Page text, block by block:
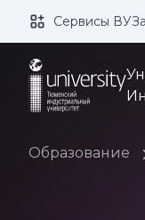
Размер
Сервисы ВУЗа
Образование